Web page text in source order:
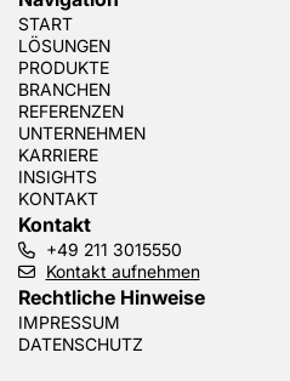
START
LÖSUNGEN
PRODUKTE
BRANCHEN
REFERENZEN
UNTERNEHMEN
KARRIERE
INSIGHTS
KONTAKT
Kontakt
+49 211 3015550
Kontakt aufnehmen
Rechtliche Hinweise
IMPRESSUM
DATENSCHUTZ